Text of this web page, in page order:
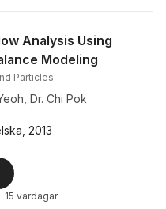
Analysis Using
Modeling
Particles
Dr. Chi Pok
2013
15 vardagar